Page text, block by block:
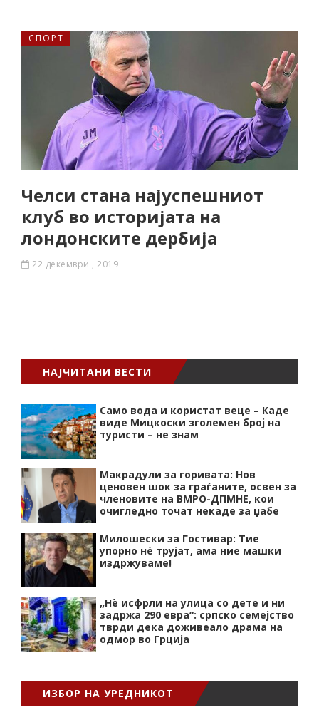
СПОРТ
Челси стана најуспешниот
клуб во историјата на
лондонските дербија
22 декември , 2019
НАЈЧИТАНИ ВЕСТИ
Само вода и користат веце – Каде
виде Мицкоски зголемен број на
туристи – не знам
Макрадули за горивата: Нов
ценовен шок за граѓаните, освен за
членовите на ВМРО-ДПМНЕ, кои
очигледно точат некаде за џабе
Милошески за Гостивар: Тие
упорно нѐ трујат, ама ние машки
издржуваме!
„Нѐ исфрли на улица со дете и ни
задржа 290 евра“: српско семејство
тврди дека доживеало драма на
одмор во Грција
ИЗБОР НА УРЕДНИКОТ